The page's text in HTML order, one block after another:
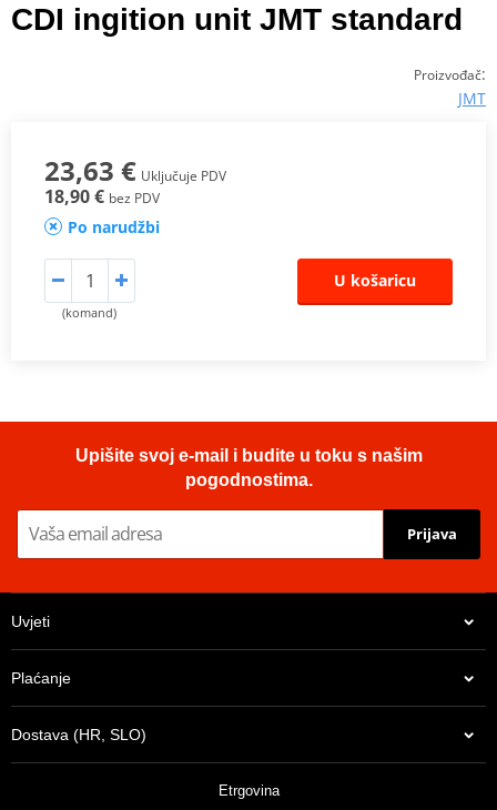
CDI ingition unit JMT standard
Proizvođač:
JMT
23,63 € Uključuje PDV
18,90 € bez PDV
Po narudžbi
(komand)
U košaricu
Upišite svoj e-mail i budite u toku s našim
pogodnostima.
Prijava
Uvjeti
Plaćanje
Dostava (HR, SLO)
Etrgovina